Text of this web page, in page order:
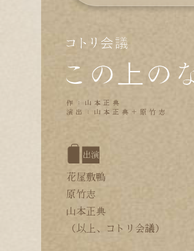
作：山本正典
演出：山本正典＋原竹志
出演
花屋敷鴨
原竹志
山本正典
（以上、コトリ会議）